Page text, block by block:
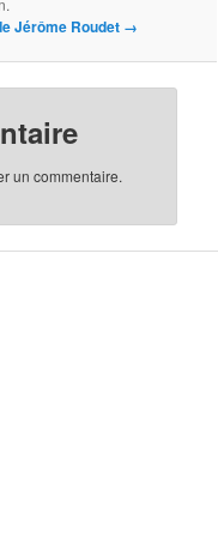
Jérôme Roudet →
un commentaire.